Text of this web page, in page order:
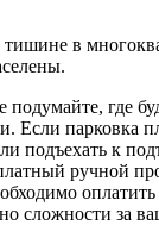
тишине в
подумайте, где
Если парковка
подъехать к
ручной
сложности за